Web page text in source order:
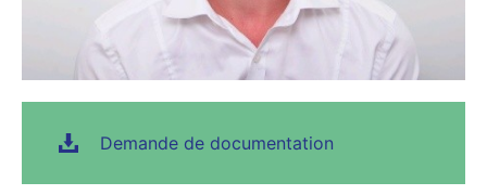
Demande de documentation